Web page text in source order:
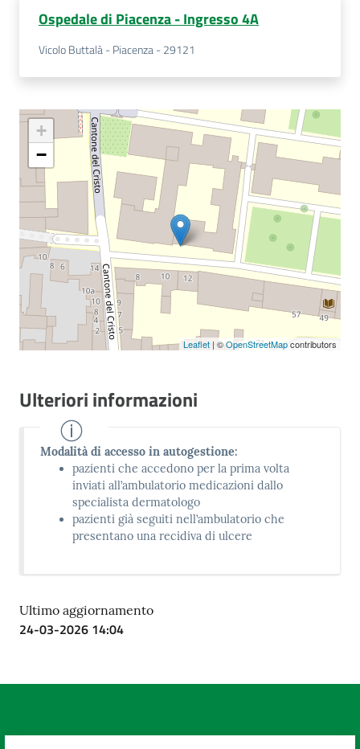
Ospedale di Piacenza - Ingresso 4A
Vicolo Buttalà - Piacenza - 29121
+
−
Leaflet | ©OpenStreetMapcontributors
Ulteriori informazioni
Modalità di accesso in autogestione:
pazienti che accedono per la prima volta
inviati all’ambulatorio medicazioni dallo
specialista dermatologo
pazienti già seguiti nell’ambulatorio che
presentano una recidiva di ulcere
Ultimo aggiornamento
24-03-2026 14:04